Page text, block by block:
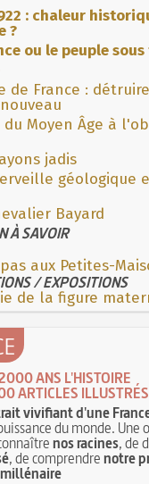
: chaleur
?
ou le peuple
France :
Moyen Âge à
jadis
géologique
Bayard
À SAVOIR
aux Petites-
/ EXPOSITIONS
de la figure
ANS L'HISTOIRE
ARTICLES ILLUSTRÉS
vivifiant d'une
du monde. Une
nos racines, de
, de comprendrenotre